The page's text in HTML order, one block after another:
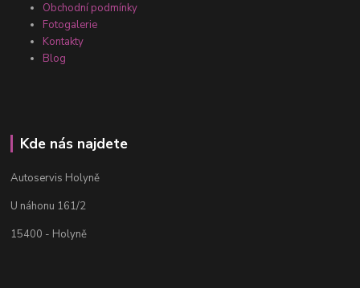
Obchodní podmínky
Fotogalerie
Kontakty
Blog
Kde nás najdete
Autoservis Holyně
U náhonu 161/2
15400 - Holyně